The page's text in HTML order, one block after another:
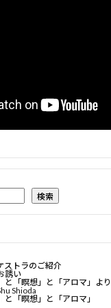
検索
ストラのご紹介
誘い
と「瞑想」と「アロマ」より
Shioda
と「瞑想」と「アロマ」